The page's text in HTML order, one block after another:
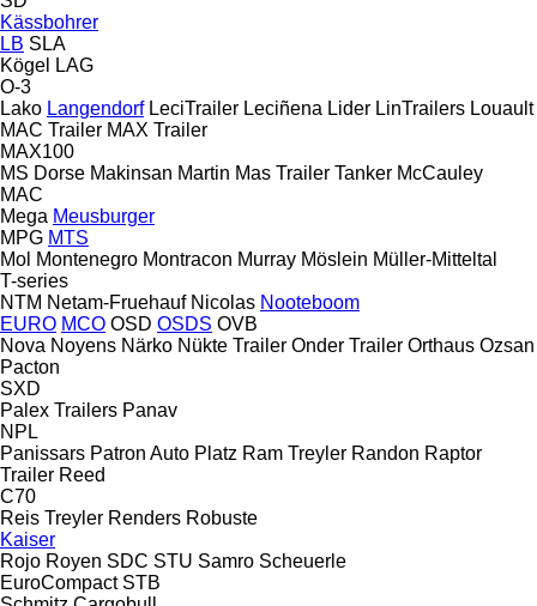
Kässbohrer
LB SLA
Kögel
LAG
O-3
Lako Langendorf LeciTrailer Leciñena Lider LinTrailers Louault
MAC Trailer MAX Trailer
MAX100
MS Dorse Makinsan Martin Mas Trailer Tanker McCauley
MAC
Mega Meusburger
MPG MTS
Mol Montenegro Montracon Murray Möslein Müller-Mitteltal
T-series
NTM Netam-Fruehauf Nicolas Nooteboom
EURO MCO OSD OSDS OVB
Nova Noyens Närko Nükte Trailer Onder Trailer Orthaus Ozsan
Pacton
SXD
Palex Trailers Panav
NPL
Panissars Patron Auto Platz Ram Treyler Randon Raptor
Trailer Reed
C70
Reis Treyler Renders Robuste
Kaiser
Rojo Royen SDC STU Samro Scheuerle
EuroCompact STB